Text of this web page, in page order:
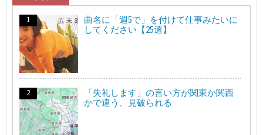
曲名に「週5で」を付けて仕事みたいに
してください【25選】
「失礼します」の言い方が関東か関西
かで違う、見破られる